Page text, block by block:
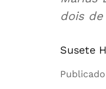
dois
Susete